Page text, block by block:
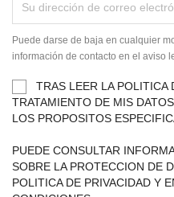
Puede darse de baja en cualquier
información de contacto en el aviso
TRAS LEER LA POLITICA
TRATAMIENTO DE MIS
LOS PROPOSITOS
PUEDE CONSULTAR
SOBRE LA PROTECCION DE
POLITICA DE PRIVACIDAD Y